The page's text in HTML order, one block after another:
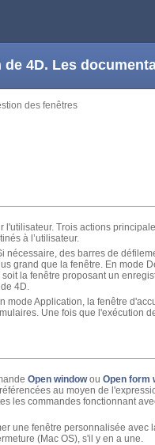
4D. Les
des fenêtres
Trois actions
à l’utilisateur.
nécessaire, des barres de
grand que la fenêtre. En mode
la fenêtre proposant un
4D.
mode Application, la fenêtre
Une fois que l'exécution
Open windowou Open form
au moyen de
les commandes fonctionnant
une fenêtre personnalisée avec
(Mac OS), s'il y en a une.